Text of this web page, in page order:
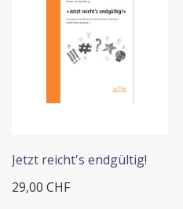
Jetzt reicht's endgültig!
29,00 CHF